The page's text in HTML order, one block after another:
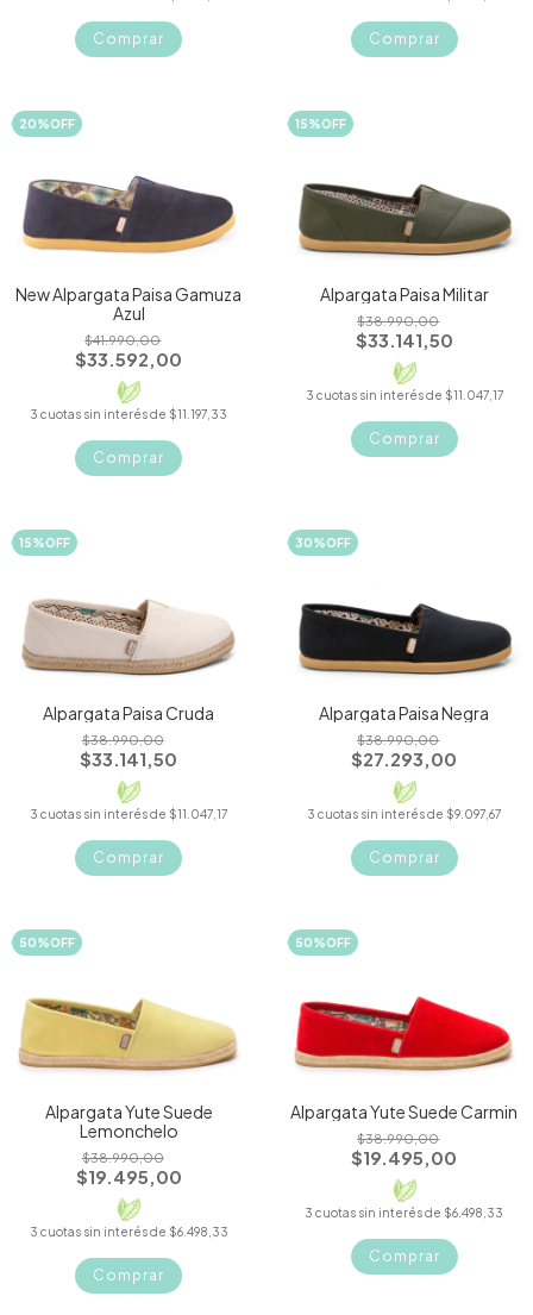
Comprar Comprar
20%OFF
New Alpargata Paisa Gamuza
Azul
$41.990,00
$33.592,00
3 cuotas sin interés de $11.197,33
Comprar
15%OFF
Alpargata Paisa Militar
$38.990,00
$33.141,50
3 cuotas sin interés de $11.047,17
Comprar
15%OFF
Alpargata Paisa Cruda
$38.990,00
$33.141,50
3 cuotas sin interés de $11.047,17
Comprar
30%OFF
Alpargata Paisa Negra
$38.990,00
$27.293,00
3 cuotas sin interés de $9.097,67
Comprar
50%OFF
Alpargata Yute Suede
Lemonchelo
$38.990,00
$19.495,00
3 cuotas sin interés de $6.498,33
Comprar
50%OFF
Alpargata Yute Suede Carmin
$38.990,00
$19.495,00
3 cuotas sin interés de $6.498,33
Comprar